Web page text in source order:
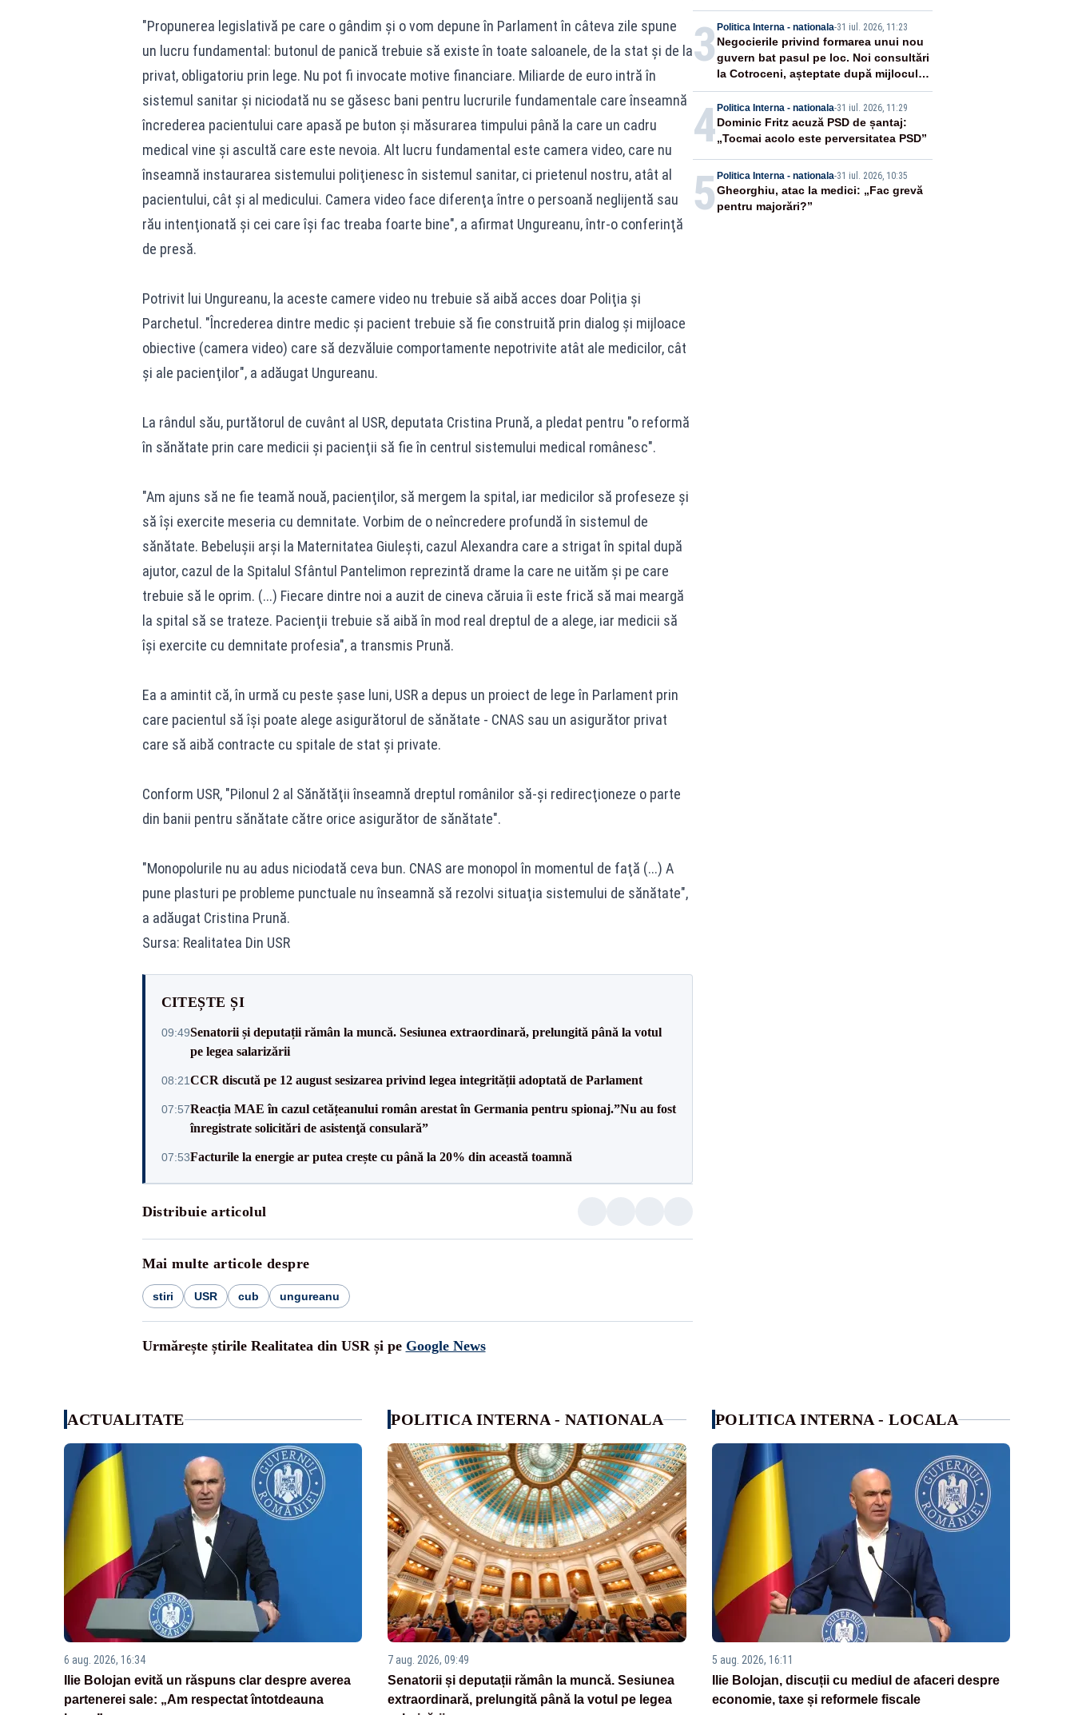
"Propunerea legislativă pe care o gândim şi o vom depune în Parlament în câteva zile spune
un lucru fundamental: butonul de panică trebuie să existe în toate saloanele, de la stat şi de la
privat, obligatoriu prin lege. Nu pot fi invocate motive financiare. Miliarde de euro intră în
sistemul sanitar şi niciodată nu se găsesc bani pentru lucrurile fundamentale care înseamnă
încrederea pacientului care apasă pe buton şi măsurarea timpului până la care un cadru
medical vine şi ascultă care este nevoia. Alt lucru fundamental este camera video, care nu
înseamnă instaurarea sistemului poliţienesc în sistemul sanitar, ci prietenul nostru, atât al
pacientului, cât şi al medicului. Camera video face diferenţa între o persoană neglijentă sau
rău intenţionată şi cei care îşi fac treaba foarte bine", a afirmat Ungureanu, într-o conferinţă
de presă.
Potrivit lui Ungureanu, la aceste camere video nu trebuie să aibă acces doar Poliţia şi
Parchetul. "Încrederea dintre medic şi pacient trebuie să fie construită prin dialog şi mijloace
obiective (camera video) care să dezvăluie comportamente nepotrivite atât ale medicilor, cât
şi ale pacienţilor", a adăugat Ungureanu.
La rândul său, purtătorul de cuvânt al USR, deputata Cristina Prună, a pledat pentru "o reformă
în sănătate prin care medicii şi pacienţii să fie în centrul sistemului medical românesc".
"Am ajuns să ne fie teamă nouă, pacienţilor, să mergem la spital, iar medicilor să profeseze şi
să îşi exercite meseria cu demnitate. Vorbim de o neîncredere profundă în sistemul de
sănătate. Bebeluşii arşi la Maternitatea Giuleşti, cazul Alexandra care a strigat în spital după
ajutor, cazul de la Spitalul Sfântul Pantelimon reprezintă drame la care ne uităm şi pe care
trebuie să le oprim. (...) Fiecare dintre noi a auzit de cineva căruia îi este frică să mai meargă
la spital să se trateze. Pacienţii trebuie să aibă în mod real dreptul de a alege, iar medicii să
îşi exercite cu demnitate profesia", a transmis Prună.
Ea a amintit că, în urmă cu peste şase luni, USR a depus un proiect de lege în Parlament prin
care pacientul să îşi poate alege asigurătorul de sănătate - CNAS sau un asigurător privat
care să aibă contracte cu spitale de stat şi private.
Conform USR, "Pilonul 2 al Sănătăţii înseamnă dreptul românilor să-şi redirecţioneze o parte
din banii pentru sănătate către orice asigurător de sănătate".
"Monopolurile nu au adus niciodată ceva bun. CNAS are monopol în momentul de faţă (...) A
pune plasturi pe probleme punctuale nu înseamnă să rezolvi situaţia sistemului de sănătate",
a adăugat Cristina Prună.
Sursa: Realitatea Din USR
CITEȘTE ȘI
09:49Senatorii și deputații rămân la muncă. Sesiunea extraordinară, prelungită până la votul
pe legea salarizării
08:21CCR discută pe 12 august sesizarea privind legea integrității adoptată de Parlament
07:57Reacția MAE în cazul cetățeanului român arestat în Germania pentru spionaj.”Nu au fost
înregistrate solicitări de asistenţă consulară”
07:53Facturile la energie ar putea crește cu până la 20% din această toamnă
Distribuie articolul
Mai multe articole despre
stiri USR cub ungureanu
Urmărește știrile Realitatea din USR și pe Google News
români”
3 Politica Interna - nationala-31 iul. 2026, 11:23
Negocierile privind formarea unui nou
guvern bat pasul pe loc. Noi consultări
la Cotroceni, așteptate după mijlocul
lunii august -SURSE
4 Politica Interna - nationala-31 iul. 2026, 11:29
Dominic Fritz acuză PSD de șantaj:
„Tocmai acolo este perversitatea PSD”
5 Politica Interna - nationala-31 iul. 2026, 10:35
Gheorghiu, atac la medici: „Fac grevă
pentru majorări?”
ACTUALITATE
6 aug. 2026, 16:34
Ilie Bolojan evită un răspuns clar despre averea
partenerei sale: „Am respectat întotdeauna
POLITICA INTERNA - NATIONALA
7 aug. 2026, 09:49
Senatorii și deputații rămân la muncă. Sesiunea
extraordinară, prelungită până la votul pe legea
POLITICA INTERNA - LOCALA
5 aug. 2026, 16:11
Ilie Bolojan, discuții cu mediul de afaceri despre
economie, taxe și reformele fiscale